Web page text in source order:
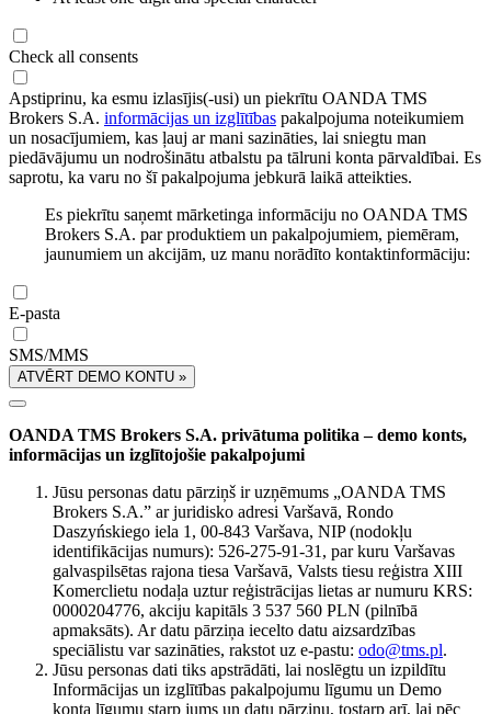
Check all consents
Apstiprinu, ka esmu izlasījis(-usi) un piekrītu OANDA TMS
Brokers S.A. informācijas un izglītības pakalpojuma noteikumiem
un nosacījumiem, kas ļauj ar mani sazināties, lai sniegtu man
piedāvājumu un nodrošinātu atbalstu pa tālruni konta pārvaldībai. Es
saprotu, ka varu no šī pakalpojuma jebkurā laikā atteikties.
Es piekrītu saņemt mārketinga informāciju no OANDA TMS
Brokers S.A. par produktiem un pakalpojumiem, piemēram,
jaunumiem un akcijām, uz manu norādīto kontaktinformāciju:
E-pasta
SMS/MMS
ATVĒRT DEMO KONTU »
OANDA TMS Brokers S.A. privātuma politika – demo konts,
informācijas un izglītojošie pakalpojumi
Jūsu personas datu pārziņš ir uzņēmums „OANDA TMS
Brokers S.A.” ar juridisko adresi Varšavā, Rondo
Daszyńskiego iela 1, 00-843 Varšava, NIP (nodokļu
identifikācijas numurs): 526-275-91-31, par kuru Varšavas
galvaspilsētas rajona tiesa Varšavā, Valsts tiesu reģistra XIII
Komerclietu nodaļa uztur reģistrācijas lietas ar numuru KRS:
0000204776, akciju kapitāls 3 537 560 PLN (pilnībā
apmaksāts). Ar datu pārziņa iecelto datu aizsardzības
speciālistu var sazināties, rakstot uz e-pastu: odo@tms.pl.
Jūsu personas dati tiks apstrādāti, lai noslēgtu un izpildītu
Informācijas un izglītības pakalpojumu līgumu un Demo
konta līgumu starp jums un datu pārziņu, tostarp arī, lai pēc